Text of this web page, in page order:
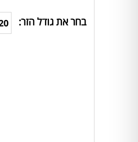
בחר את גודל הזר: